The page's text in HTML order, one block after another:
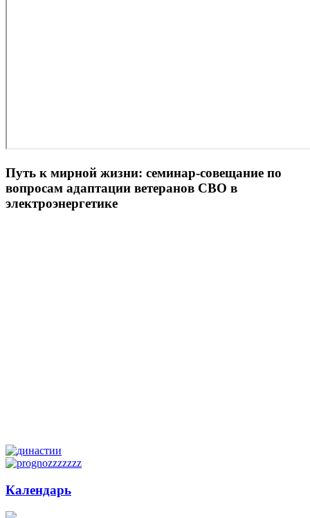
Путь к мирной жизни: семинар-совещание по
вопросам адаптации ветеранов СВО в
электроэнергетике
Календарь